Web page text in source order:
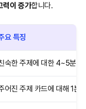
력이 증가합니다.
요 특징
숙한 주제에 대한 4~5분간
어진 주제 카드에 대해 1분